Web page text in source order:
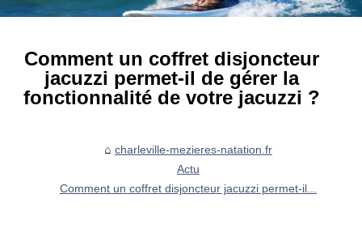
Comment un coffret disjoncteur
jacuzzi permet-il de gérer la
fonctionnalité de votre jacuzzi ?
charleville-mezieres-natation.fr
Actu
Comment un coffret disjoncteur jacuzzi permet-il...